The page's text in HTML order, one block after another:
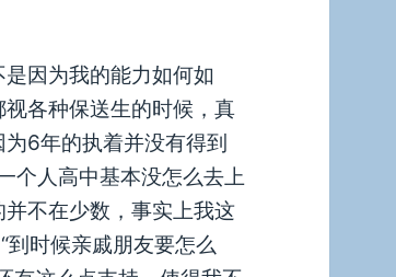
因为我的能力如何如
各种保送生的时候，真
6年的执着并没有得到
个人高中基本没怎么去上
不在少数，事实上我这
到时候亲戚朋友要怎么